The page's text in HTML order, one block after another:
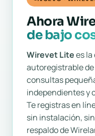
Ahora
de bajo
Wirevet Litees
autoregistrable
consultas
independientes y
Te registras en
sin instalación,
respaldo de